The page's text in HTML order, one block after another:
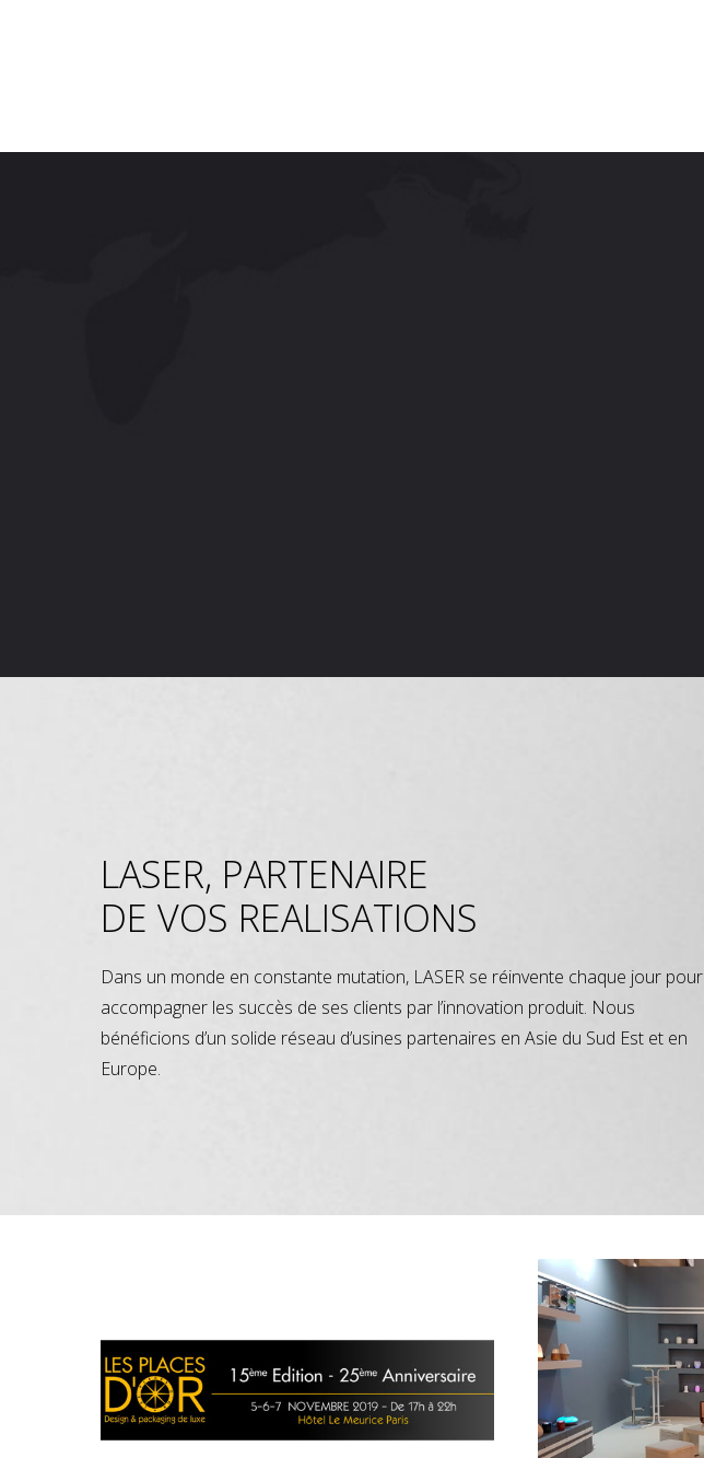
LASER, PARTENAIRE
DE VOS REALISATIONS
Dans un monde en constante mutation, LASER se réinvente chaque jour pour
accompagner les succès de ses clients par l’innovation produit. Nous
bénéficions d’un solide réseau d’usines partenaires en Asie du Sud Est et en
Europe.